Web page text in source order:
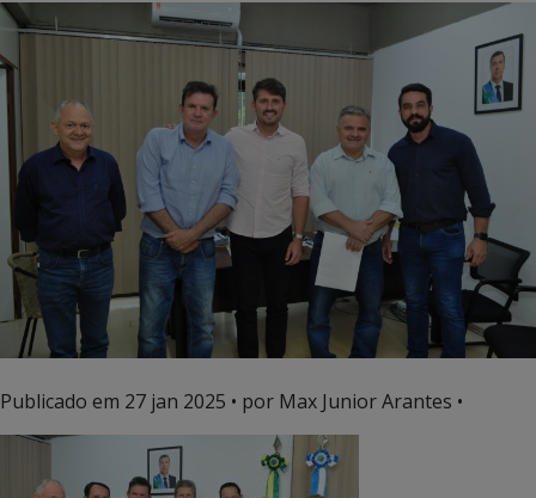
Publicado em 27 jan 2025 • por Max Junior Arantes •